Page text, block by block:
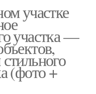
участке
участка —
(фото +